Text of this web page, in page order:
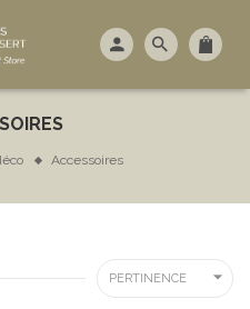
Accessoires
PERTINENCE 